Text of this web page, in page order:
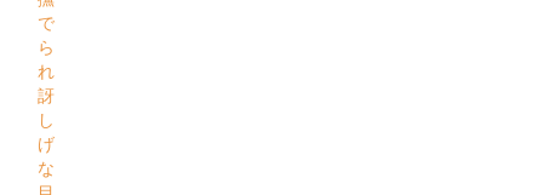
で
ら
れ
訝
し
げ
な